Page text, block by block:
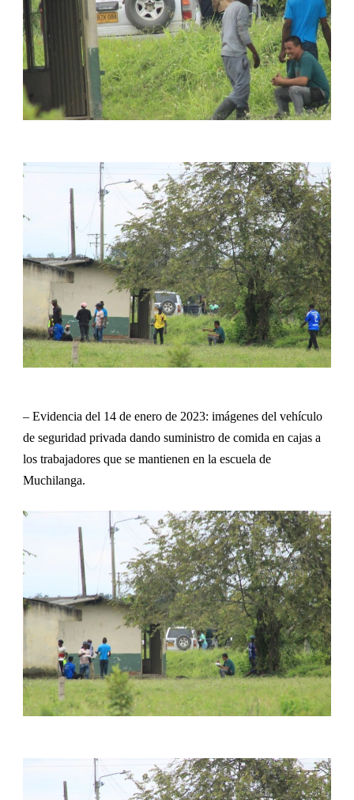
– Evidencia del 14 de enero de 2023: imágenes del vehículo
de seguridad privada dando suministro de comida en cajas a
los trabajadores que se mantienen en la escuela de
Muchilanga.